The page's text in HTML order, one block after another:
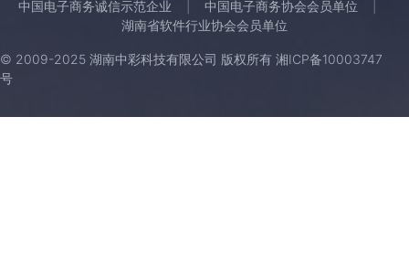
中国电子商务诚信示范企业
中国电子商务协会会员单位
湖南省软件行业协会会员单位
© 2009-2025 湖南中彩科技有限公司 版权所有 湘ICP备10003747
号